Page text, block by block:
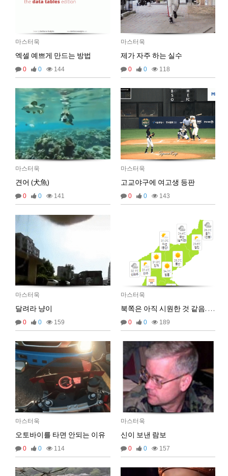
마스터욱
엑셀 예쁘게 만드는 방법
0 0 144
마스터욱
제가 자주 하는 실수
0 0 118
마스터욱
견어 (犬魚)
0 0 141
마스터욱
고교야구에 여고생 등판
0 0 143
마스터욱
달려라 냥이
0 0 159
마스터욱
북쪽은 아직 시원한 것 같음. 24도네.
0 0 189
마스터욱
오토바이를 타면 안되는 이유
0 0 114
마스터욱
신이 보낸 람보
0 0 157
10:58:34
그리고 내 ip안푸냐ㅡㅡㅋ
10:59:00
마스터욱
풀거믄 걸었겠냐 11:04:21
2025년 09월 19일 금요일
비회원67de1qasc4tnqvqv155pp4l5if 워워
벌레세끼 원투원투 16:11:47
2026년 01월 03일 토요일
비회원7dck40vnii67gh999kiubtnpip 1명 14:37:56
2026년 01월 21일 수요일
비회원86967n2tb0iacdl6lpcidp6hm1
2026년 03월 10일 화요일
이게 모꼬
10:41:21
10:41:52
비회원8e48be417jjo2ju090lv65fnf5
10:41:56
마스터욱
카레 존마탱구리징 헤헤 11:58:03
2026년 05월 21일 목요일
비회원9tru8ld4qjt3dvl7a9mj7gn808
2026년 06월 29일 월요일
비회원cv1rccvcel78c8euddvjfsl49j ㅣ
비회원cv1rccvcel78c8euddvjfsl49j ㅏ
13:55:22
비회원cv1rccvcel78c8euddvjfsl49j
13:55:34
비회원cv1rccvcel78c8euddvjfsl49j
13:55:34
13:55:34
비회원cv1rccvcel78c8euddvjfsl49j ㅏ
14:01:40
비회원cv1rccvcel78c8euddvjfsl49j ㅓ
14:01:45
비회원cv1rccvcel78c8euddvjfsl49j
ㅏ
비회원cv1rccvcel78c8euddvjfsl49j
ㅏ
비회원cv1rccvcel78c8euddvjfsl49j